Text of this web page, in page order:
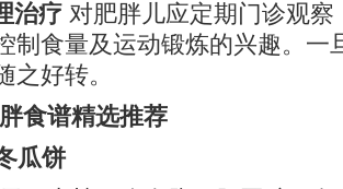
治疗 对肥胖儿应定期门诊观
制食量及运动锻炼的兴趣。一
之好转。
食谱精选推荐
瓜饼